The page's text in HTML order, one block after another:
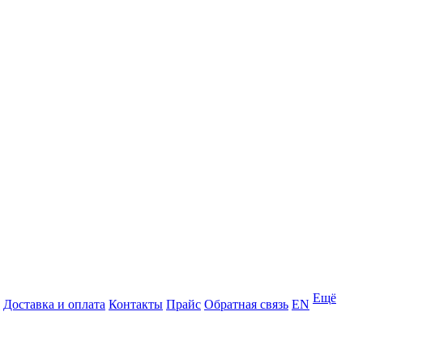
Доставка и оплата Контакты Прайс Обратная связь EN Ещё